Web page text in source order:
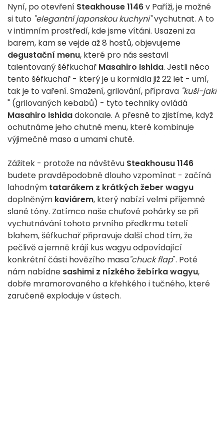
Nyní, po otevření Steakhouse 1146v Paříži, je možné
si tuto "elegantní japonskou kuchyni"vychutnat. A to
v intimním prostředí, kde jsme vítáni. Usazeni za
barem, kam se vejde až 8 hostů, objevujeme
degustační menu, které pro nás sestavil
talentovaný šéfkuchař Masahiro Ishida. Jestli něco
tento šéfkuchař - který je u kormidla již 22 let - umí,
tak je to vaření. Smažení, grilování, příprava "kuši-jaki
" (grilovaných kebabů) - tyto techniky ovládá
Masahiro Ishidadokonale. A přesně to zjistíme, když
ochutnáme jeho chutné menu, které kombinuje
výjimečné maso a umami chutě.
Zážitek - protože na návštěvu Steakhousu 1146
budete pravděpodobně dlouho vzpomínat - začíná
lahodným tatarákem z krátkých žeber wagyu
doplněným kaviárem, který nabízí velmi příjemné
slané tóny. Zatímco naše chuťové pohárky se při
vychutnávání tohoto prvního předkrmu tetelí
blahem, šéfkuchař připravuje další chod tím, že
pečlivě a jemně krájí kus wagyu odpovídající
konkrétní části hovězího masa"chuck flap". Poté
nám nabídne sashimi z nízkého žebírka wagyu,
dobře mramorovaného a křehkého i tučného, které
zaručeně exploduje v ústech.